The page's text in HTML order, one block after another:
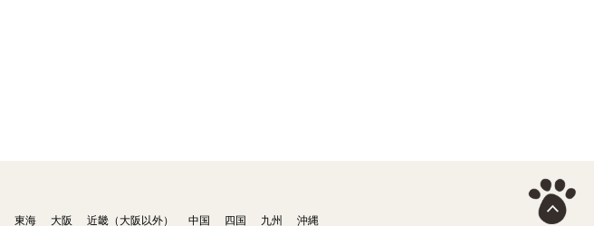
東海 大阪 近畿（大阪以外） 中国 四国 九州 沖縄